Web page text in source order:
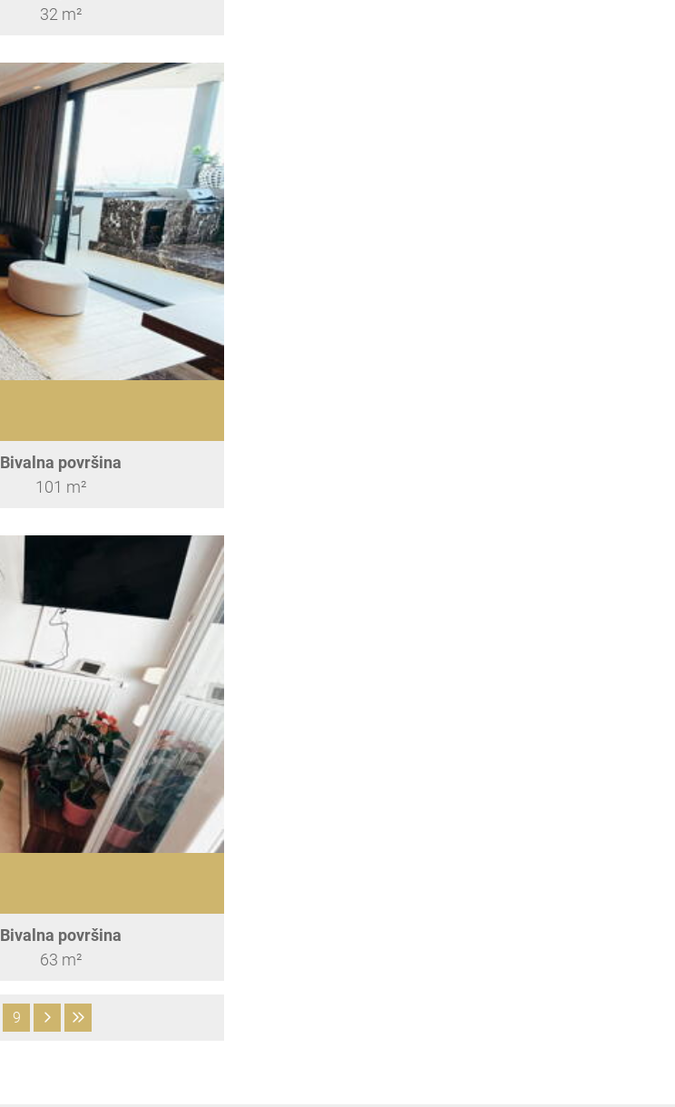
32 m²
Bivalna površina
101 m²
Bivalna površina
63 m²
9